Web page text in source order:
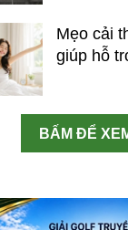
Mẹo cải
giúp hỗ
BẤM ĐỂ